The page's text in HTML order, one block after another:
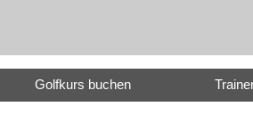
Golfkurs buchen